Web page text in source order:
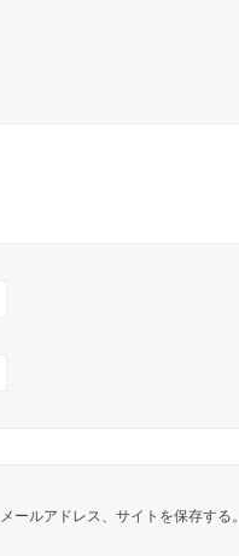
ールアドレス、サイトを保存する。